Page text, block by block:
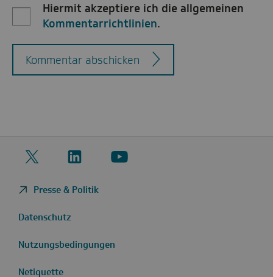
Hiermit akzeptiere ich die allgemeinen
Kommentarrichtlinien.
Kommentar abschicken
Twitter
LinkedIn
YouTube
Presse & Politik
Datenschutz
Nutzungsbedingungen
Netiquette